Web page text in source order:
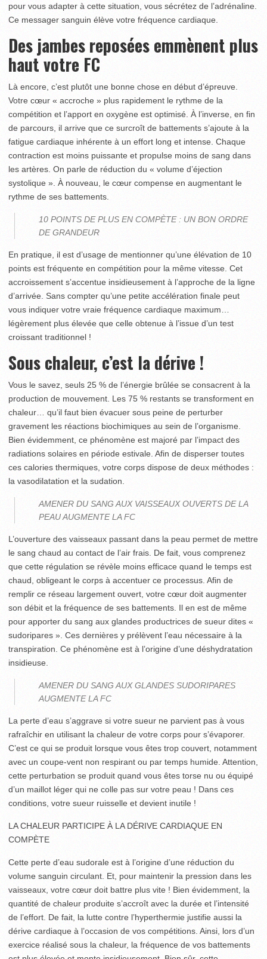
pour vous adapter à cette situation, vous sécrétez de l’adrénaline.
Ce messager sanguin élève votre fréquence cardiaque.
Des jambes reposées emmènent plus
haut votre FC
Là encore, c’est plutôt une bonne chose en début d’épreuve.
Votre cœur « accroche » plus rapidement le rythme de la
compétition et l’apport en oxygène est optimisé. À l’inverse, en fin
de parcours, il arrive que ce surcroît de battements s’ajoute à la
fatigue cardiaque inhérente à un effort long et intense. Chaque
contraction est moins puissante et propulse moins de sang dans
les artères. On parle de réduction du « volume d’éjection
systolique ». À nouveau, le cœur compense en augmentant le
rythme de ses battements.
10 POINTS DE PLUS EN COMPÈTE : UN BON ORDRE
DE GRANDEUR
En pratique, il est d’usage de mentionner qu’une élévation de 10
points est fréquente en compétition pour la même vitesse. Cet
accroissement s’accentue insidieusement à l’approche de la ligne
d’arrivée. Sans compter qu’une petite accélération finale peut
vous indiquer votre vraie fréquence cardiaque maximum…
légèrement plus élevée que celle obtenue à l’issue d’un test
croissant traditionnel !
Sous chaleur, c’est la dérive !
Vous le savez, seuls 25 % de l’énergie brûlée se consacrent à la
production de mouvement. Les 75 % restants se transforment en
chaleur… qu’il faut bien évacuer sous peine de perturber
gravement les réactions biochimiques au sein de l’organisme.
Bien évidemment, ce phénomène est majoré par l’impact des
radiations solaires en période estivale. Afin de disperser toutes
ces calories thermiques, votre corps dispose de deux méthodes :
la vasodilatation et la sudation.
AMENER DU SANG AUX VAISSEAUX OUVERTS DE LA
PEAU AUGMENTE LA FC
L’ouverture des vaisseaux passant dans la peau permet de mettre
le sang chaud au contact de l’air frais. De fait, vous comprenez
que cette régulation se révèle moins efficace quand le temps est
chaud, obligeant le corps à accentuer ce processus. Afin de
remplir ce réseau largement ouvert, votre cœur doit augmenter
son débit et la fréquence de ses battements. Il en est de même
pour apporter du sang aux glandes productrices de sueur dites «
sudoripares ». Ces dernières y prélèvent l’eau nécessaire à la
transpiration. Ce phénomène est à l’origine d’une déshydratation
insidieuse.
AMENER DU SANG AUX GLANDES SUDORIPARES
AUGMENTE LA FC
La perte d’eau s’aggrave si votre sueur ne parvient pas à vous
rafraîchir en utilisant la chaleur de votre corps pour s’évaporer.
C’est ce qui se produit lorsque vous êtes trop couvert, notamment
avec un coupe-vent non respirant ou par temps humide. Attention,
cette perturbation se produit quand vous êtes torse nu ou équipé
d’un maillot léger qui ne colle pas sur votre peau ! Dans ces
conditions, votre sueur ruisselle et devient inutile !
LA CHALEUR PARTICIPE À LA DÉRIVE CARDIAQUE EN
COMPÈTE
Cette perte d’eau sudorale est à l’origine d’une réduction du
volume sanguin circulant. Et, pour maintenir la pression dans les
vaisseaux, votre cœur doit battre plus vite ! Bien évidemment, la
quantité de chaleur produite s’accroît avec la durée et l’intensité
de l’effort. De fait, la lutte contre l’hyperthermie justifie aussi la
dérive cardiaque à l’occasion de vos compétitions. Ainsi, lors d’un
exercice réalisé sous la chaleur, la fréquence de vos battements